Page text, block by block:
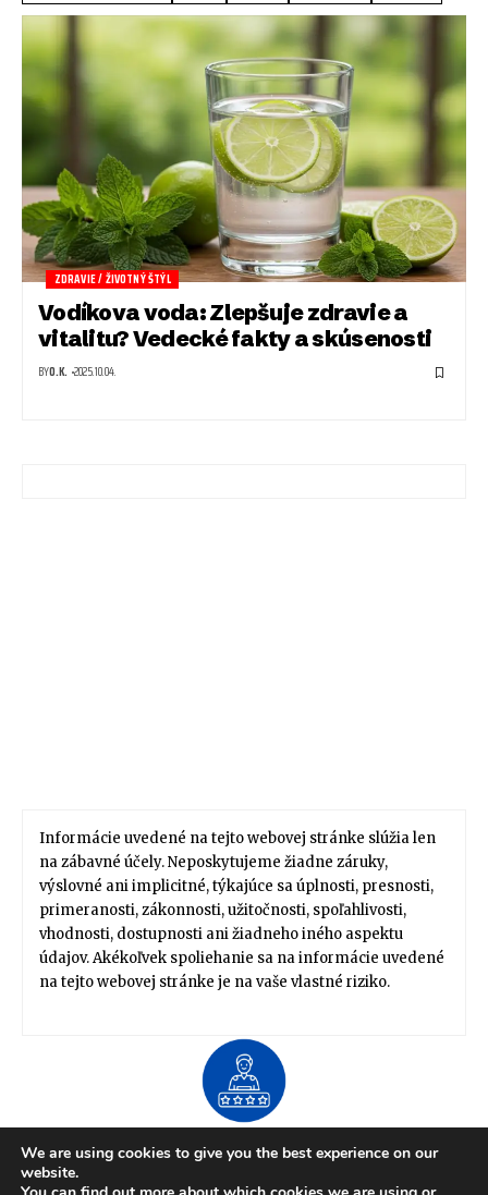
ZDRAVIE / ŽIVOTNÝ ŠTÝL
Vodíkova voda: Zlepšuje zdravie a
vitalitu? Vedecké fakty a skúsenosti
BYO.K. 2025.10.04.
Informácie uvedené na tejto webovej stránke slúžia len
na zábavné účely. Neposkytujeme žiadne záruky,
výslovné ani implicitné, týkajúce sa úplnosti, presnosti,
primeranosti, zákonnosti, užitočnosti, spoľahlivosti,
vhodnosti, dostupnosti ani žiadneho iného aspektu
údajov. Akékoľvek spoliehanie sa na informácie uvedené
na tejto webovej stránke je na vaše vlastné riziko.
About US
Zdravie / Životný štýl
Domov / Záhrada
Financie / Práca / Kariéra
Móda / Štýl Tipy / Návody
We are using cookies to give you the best experience on our
website.